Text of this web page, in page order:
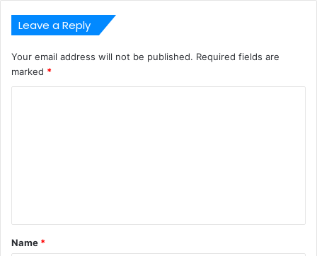
Leave a Reply
Your email address will not be published. Required fields are
marked *
t
*
Name *